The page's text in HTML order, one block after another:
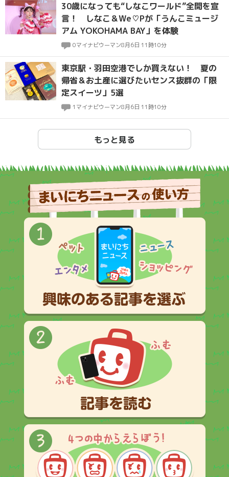
30歳になっても“しなこワールド”全開を宣
言！ しなこ＆We♡Pが「うんこミュージ
アム YOKOHAMA BAY」を体験
0マイナビウーマン8月6日 11時10分
東京駅・羽田空港でしか買えない！ 夏の
帰省＆お土産に選びたいセンス抜群の「限
定スイーツ」5選
1 マイナビウーマン8月6日 11時10分
もっと見る